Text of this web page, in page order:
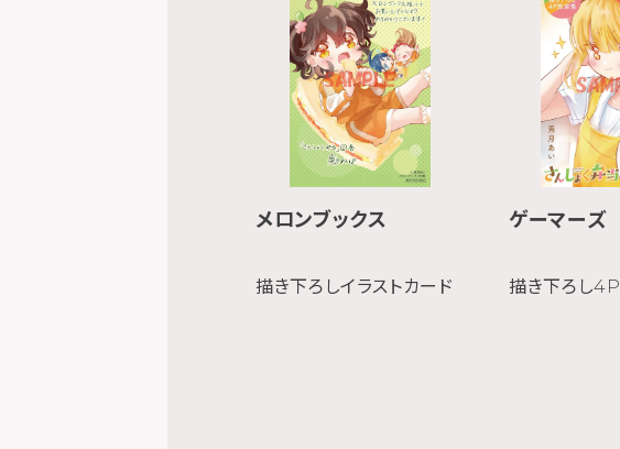
メロンブックス
描き下ろしイラストカード
ゲーマーズ
描き下ろし4P